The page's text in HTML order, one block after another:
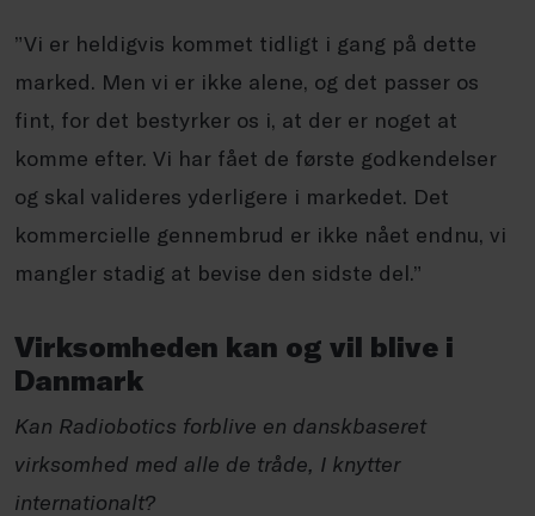
”Vi er heldigvis kommet tidligt i gang på dette
marked. Men vi er ikke alene, og det passer os
fint, for det bestyrker os i, at der er noget at
komme efter. Vi har fået de første godkendelser
og skal valideres yderligere i markedet. Det
kommercielle gennembrud er ikke nået endnu, vi
mangler stadig at bevise den sidste del.”
Virksomheden kan og vil blive i
Danmark
Kan Radiobotics forblive en danskbaseret
virksomhed med alle de tråde, I knytter
internationalt?